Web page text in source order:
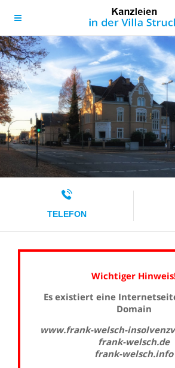
TELEFON
Wichtiger
Es existiert eine
Domain
www.frank-welsch-
frank-welsch.de
frank-welsch.info